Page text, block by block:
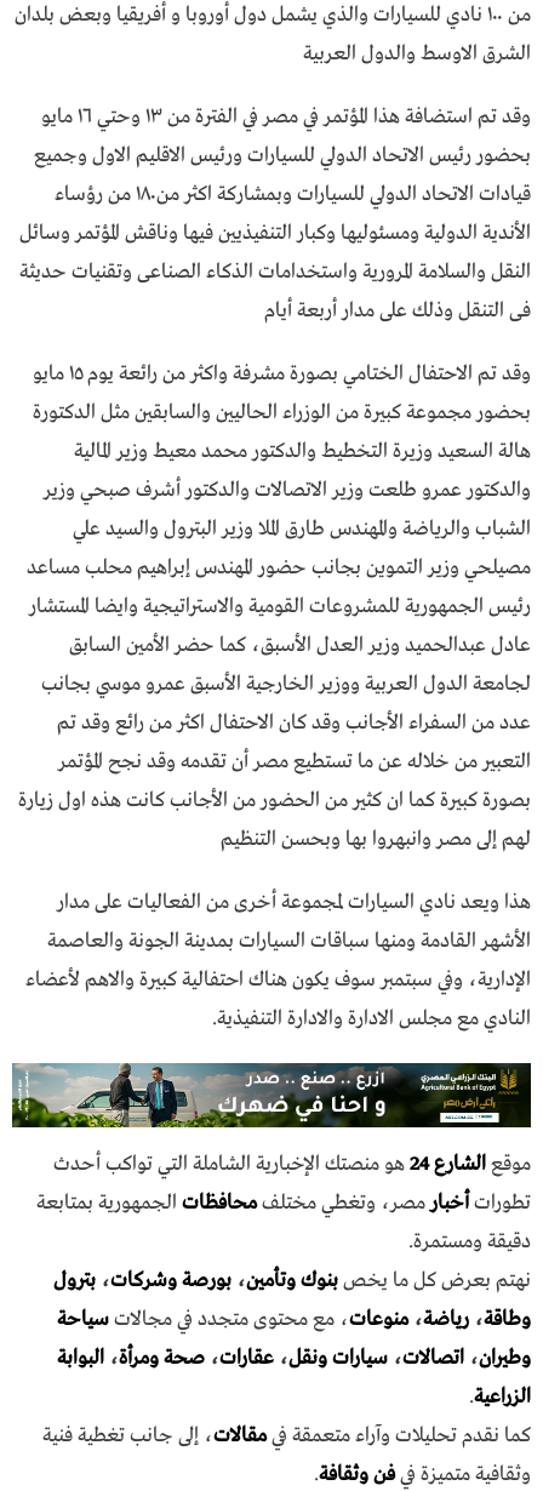
من ١٠٠ نادي للسيارات والذي يشمل دول أوروبا و أفريقيا وبعض بلدان
الشرق الاوسط والدول العربية
وقد تم استضافة هذا المؤتمر في مصر في الفترة من ١٣ وحتي ١٦ مايو
بحضور رئيس الاتحاد الدولي للسيارات ورئيس الاقليم الاول وجميع
قيادات الاتحاد الدولي للسيارات وبمشاركة اكثر من١٨٠ من رؤساء
الأندية الدولية ومسئوليها وكبار التنفيذيين فيها وناقش المؤتمر وسائل
النقل والسلامة المرورية واستخدامات الذكاء الصناعى وتقنيات حديثة
فى التنقل وذلك على مدار أربعة أيام
وقد تم الاحتفال الختامي بصورة مشرفة واكثر من رائعة يوم ١٥ مايو
بحضور مجموعة كبيرة من الوزراء الحاليين والسابقين مثل الدكتورة
هالة السعيد وزيرة التخطيط والدكتور محمد معيط وزير المالية
والدكتور عمرو طلعت وزير الاتصالات والدكتور أشرف صبحي وزير
الشباب والرياضة والمهندس طارق الملا وزير البترول والسيد علي
مصيلحي وزير التموين بجانب حضور المهندس إبراهيم محلب مساعد
رئيس الجمهورية للمشروعات القومية والاستراتيجية وايضا المستشار
عادل عبدالحميد وزير العدل الأسبق، كما حضر الأمين السابق
لجامعة الدول العربية ووزير الخارجية الأسبق عمرو موسي بجانب
عدد من السفراء الأجانب وقد كان الاحتفال اكثر من رائع وقد تم
التعبير من خلاله عن ما تستطيع مصر أن تقدمه وقد نجح المؤتمر
بصورة كبيرة كما ان كثير من الحضور من الأجانب كانت هذه اول زيارة
لهم إلى مصر وانبهروا بها وبحسن التنظيم
هذا ويعد نادي السيارات لمجموعة أخرى من الفعاليات على مدار
الأشهر القادمة ومنها سباقات السيارات بمدينة الجونة والعاصمة
الإدارية، وفي سبتمبر سوف يكون هناك احتفالية كبيرة والاهم لأعضاء
النادي مع مجلس الادارة والادارة التنفيذية.
موقعالشارع 24
هو منصتك الإخبارية الشاملة التي تواكب أحدث
تطوراتأخبار مصر، وتغطي مختلفمحافظات الجمهورية بمتابعة
دقيقة ومستمرة.
نهتم بعرض كل ما يخصبنوك وتأمين، بورصة وشركات، بترول
وطاقة، رياضة،منوعات، مع محتوى متجدد في مجالاتسياحة
وطيران، اتصالات، سيارات ونقل، عقارات، صحة ومرأة، البوابة
الزراعية.
كما نقدم تحليلات وآراء متعمقة فيمقالات، إلى جانب تغطية فنية
وثقافية متميزة فيفن وثقافة.